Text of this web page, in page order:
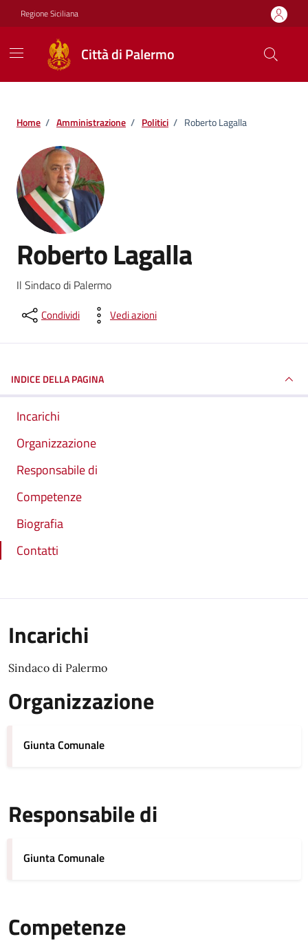
Vai ai contenuti
Vai al footer
Regione Siciliana
Città di Palermo
Home / Amministrazione / Politici / Roberto Lagalla
Roberto Lagalla
Il Sindaco di Palermo
Condividi Vedi azioni
INDICE DELLA PAGINA
Incarichi
Organizzazione
Responsabile di
Competenze
Biografia
Contatti
Incarichi
Sindaco di Palermo
Organizzazione
Giunta Comunale
Responsabile di
Giunta Comunale
Competenze